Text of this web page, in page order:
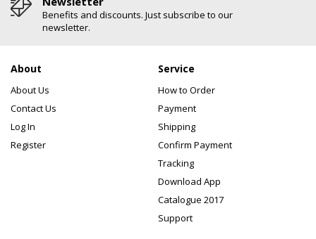
Benefits and discounts. Just subscribe to our
newsletter.
About
About Us
Contact Us
Log In
Register
Service
How to Order
Payment
Shipping
Confirm Payment
Tracking
Download App
Catalogue 2017
Support